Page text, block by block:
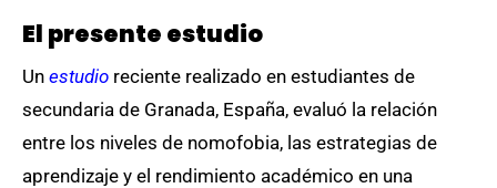
El presente estudio
Un estudio reciente realizado en estudiantes de
secundaria de Granada, España, evaluó la relación
entre los niveles de nomofobia, las estrategias de
aprendizaje y el rendimiento académico en una